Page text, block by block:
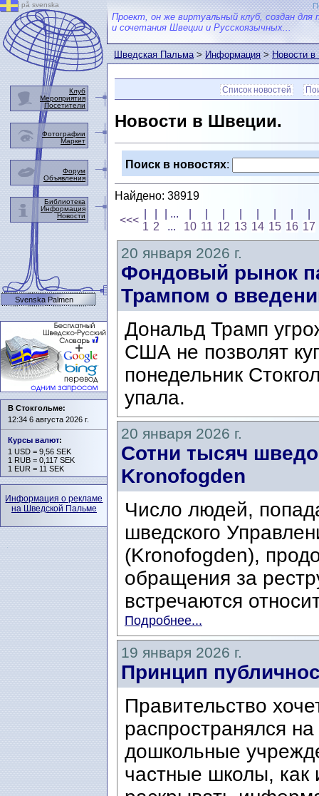
Проект, он же виртуальный клуб, создан для
и сочетания Швеции и Русскоязычных...
Шведская Пальма>Информация>Новости
Список новостей
Новости в Швеции.
Поиск в новостях:
Найдено: 38919
<<<
1 2
| ...
...
10 11 12 13 14 15 16 17
20 января 2026 г.
Фондовый рынок
Трампом о
Дональд Трамп
США не позволят
понедельник
упала.
20 января 2026 г.
Сотни тысяч
Kronofogden
Число людей,
шведского
(Kronofogden),
обращения за
встречаются
Подробнее...
19 января 2026 г.
Принцип
Правительство
распространялся
дошкольные
частные школы,
på svenska
Клуб
Мероприятия
Посетители
Фотографии
Маркет
Форум
Объявления
Библиотека
Информация
Новости
Svenska Palmen
В Стокгольме:
12:34 6 августа 2026 г.
Курсы валют:
1 USD = 9,56 SEK
1 RUB = 0,117 SEK
1 EUR = 11 SEK
Информация о рекламе
на Шведской Пальме